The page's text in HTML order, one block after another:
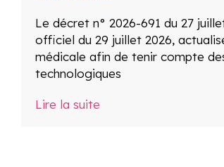
Le décret n° 2026-691 du 27
officiel du 29 juillet 2026,
médicale afin de tenir compte
technologiques
Lire la suite